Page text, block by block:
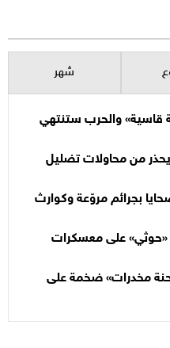
شهر
قاسية» والحرب ستنتهي
من محاولات تضليل
بجرائم مروّعة وكوارث
على معسكرات
مخدرات» ضخمة على